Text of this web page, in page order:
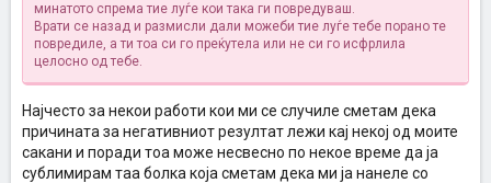
минатото спрема тие луѓе кои така ги повредуваш.
Врати се назад и размисли дали можеби тие луѓе тебе порано те
повредиле, а ти тоа си го преќутела или не си го исфрлила
целосно од тебе.
Најчесто за некои работи кои ми се случиле сметам дека
причината за негативниот резултат лежи кај некој од моите
сакани и поради тоа може несвесно по некое време да ја
сублимирам таа болка која сметам дека ми ја нанеле со